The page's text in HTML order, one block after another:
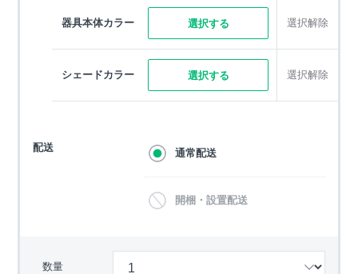
器具本体カラー 選択する 選択解除
シェードカラー 選択する 選択解除
配送 通常配送
開梱・設置配送
数量